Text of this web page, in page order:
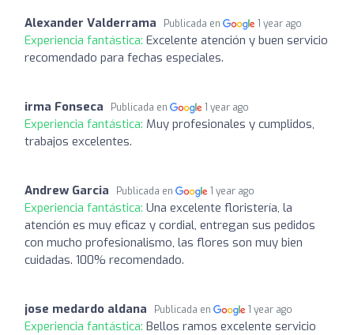
Alexander Valderrama Publicada en 1 year ago
Experiencia fantástica: Excelente atención y buen servicio
recomendado para fechas especiales.
irma Fonseca Publicada en 1 year ago
Experiencia fantástica: Muy profesionales y cumplidos,
trabajos excelentes.
Andrew Garcia Publicada en 1 year ago
Experiencia fantástica: Una excelente floristería, la
atención es muy eficaz y cordial, entregan sus pedidos
con mucho profesionalismo, las flores son muy bien
cuidadas. 100% recomendado.
jose medardo aldana Publicada en 1 year ago
Experiencia fantástica: Bellos ramos excelente servicio